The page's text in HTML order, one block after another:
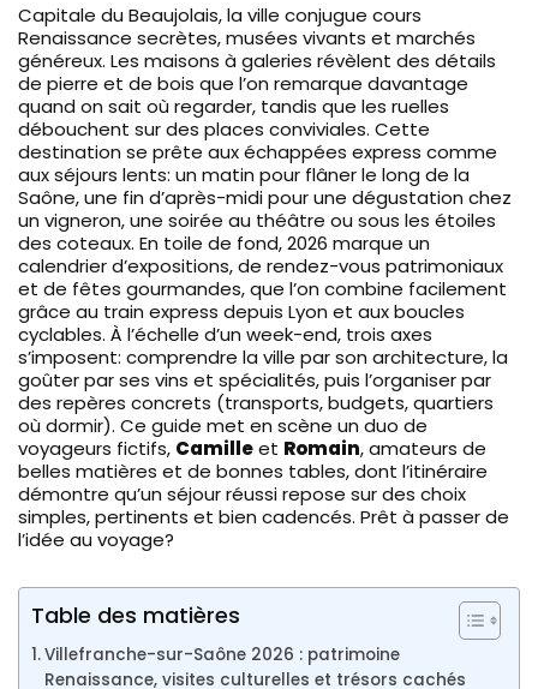
Capitale du Beaujolais, la ville conjugue cours
Renaissance secrètes, musées vivants et marchés
généreux. Les maisons à galeries révèlent des détails
de pierre et de bois que l’on remarque davantage
quand on sait où regarder, tandis que les ruelles
débouchent sur des places conviviales. Cette
destination se prête aux échappées express comme
aux séjours lents: un matin pour flâner le long de la
Saône, une fin d’après-midi pour une dégustation chez
un vigneron, une soirée au théâtre ou sous les étoiles
des coteaux. En toile de fond, 2026 marque un
calendrier d’expositions, de rendez-vous patrimoniaux
et de fêtes gourmandes, que l’on combine facilement
grâce au train express depuis Lyon et aux boucles
cyclables. À l’échelle d’un week-end, trois axes
s’imposent: comprendre la ville par son architecture, la
goûter par ses vins et spécialités, puis l’organiser par
des repères concrets (transports, budgets, quartiers
où dormir). Ce guide met en scène un duo de
voyageurs fictifs, Camilleet Romain, amateurs de
belles matières et de bonnes tables, dont l’itinéraire
démontre qu’un séjour réussi repose sur des choix
simples, pertinents et bien cadencés. Prêt à passer de
l’idée au voyage?
Table des matières
Villefranche-sur-Saône 2026 : patrimoine
Renaissance, visites culturelles et trésors cachés